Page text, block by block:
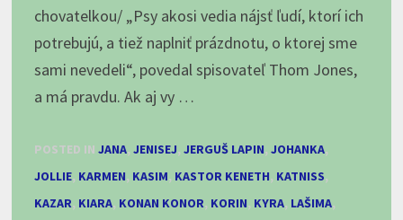
chovatelkou/ „Psy akosi vedia nájsť ľudí, ktorí ich
potrebujú, a tiež naplniť prázdnotu, o ktorej sme
sami nevedeli“, povedal spisovateľ Thom Jones,
a má pravdu. Ak aj vy …
POSTED IN JANA, JENISEJ, JERGUŠ LAPIN, JOHANKA,
JOLLIE, KARMEN, KASIM, KASTOR KENETH, KATNISS,
KAZAR, KIARA, KONAN KONOR, KORIN, KYRA, LAŠIMA,